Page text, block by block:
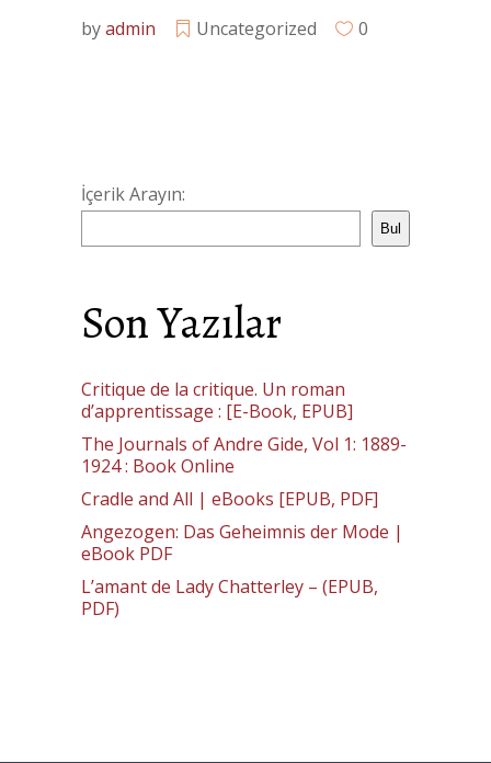
byadmin Uncategorized 0
İçerik Arayın:
Bul
Son Yazılar
Critique de la critique. Un roman
d’apprentissage : [E-Book, EPUB]
The Journals of Andre Gide, Vol 1: 1889-
1924 : Book Online
Cradle and All | eBooks [EPUB, PDF]
Angezogen: Das Geheimnis der Mode |
eBook PDF
L’amant de Lady Chatterley – (EPUB,
PDF)